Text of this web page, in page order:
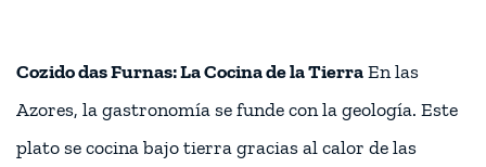
Cozido das Furnas: La Cocina de la TierraEn las
Azores, la gastronomía se funde con la geología. Este
plato se cocina bajo tierra gracias al calor de las